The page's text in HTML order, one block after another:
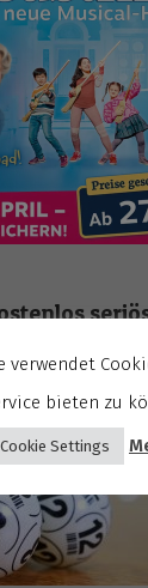
verwendet
bieten zu
Cookie Settings